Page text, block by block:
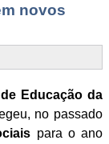
novos
Educação da
no passado
para o ano